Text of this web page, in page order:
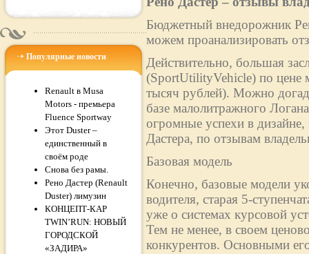
Популярные новости
Renault в Musa
Motors - премьера
Fluence Sportway
Этот Duster –
единственный в
своём роде
Снова без рамы.
Рено Дастер (Renault
Duster) лимузин
КОНЦЕПТ-КАР
TWIN’RUN: НОВЫЙ
ГОРОДСКОЙ
«ЗАДИРА»
Бюджетный внедорожник
можем проанализировать
Действительно, большая
(SportUtilityVehicle) по цене
тысяч рублей). Можно
базе малолитражного
огромные успехи в
Дастера, по отзывам
Базовая модель
Конечно, базовые модели
водителя, старая 5-
уже о системах курсовой
Тем не менее, в своем
конкурентов. Основными